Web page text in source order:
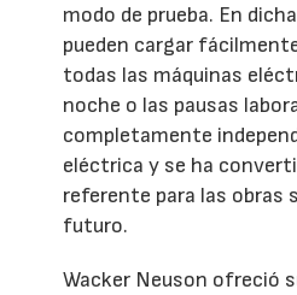
modo de prueba. En
pueden cargar
todas las máquinas
noche o las pausas
completamente
eléctrica y se ha
referente para las obras
futuro.
Wacker Neuson ofreció